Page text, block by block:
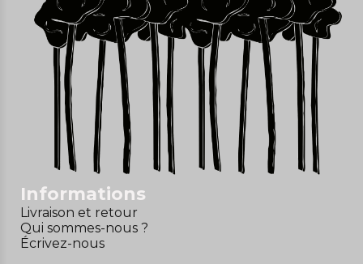
Informations
Livraison et retour
Qui sommes-nous ?
Écrivez-nous